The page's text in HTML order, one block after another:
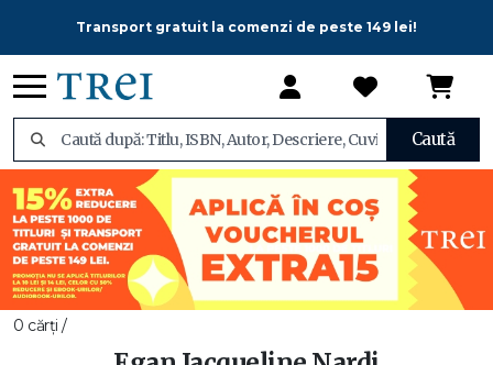
Transport gratuit la comenzi de peste 149 lei!
Caută
0 cărți /